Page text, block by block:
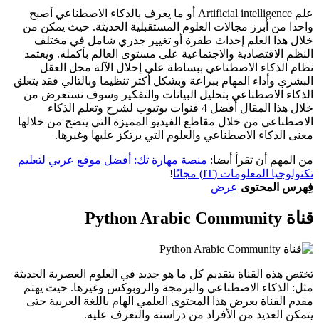
علم Artificial intelligence أو ما يعرف بالذكاء الاصطناعي أصبح
واحدا من أبرز مجالات العلوم المستقبلية الحديثة. حيث يمكن من
خلال هذا العلم إحداث طفرة أو تغيير جذري شامل في مختلف
النظم الاقتصادية والاجتماعية على مستوى العالم بأكمله. ويعتمد
نظام الذكاء الاصطناعي ببساطة على إحلال الآلة محل العقل
البشري وأداء المهام ببراعة وبشكل أكثر تنظيما وبالتالي فقد يتعلق
الذكاء الاصطناعي بتحليل البيانات والتفكير وسوف نستعرض من
خلال هذا المقال أفضل 4 قنوات يوتيوب لشرح وتعلم الذكاء
الاصطناعي من خلال مقاطع الفيديو المميزة التي يتضح من خلالها
معنى الذكاء الاصطناعي والعلوم التي يرتكز عليها وغيرها.
من المهم أن تقرأ أيضا: منصة مهارة تك: أفضل موقع عربي لتعليم
تكنولوجيا المعلومات (IT) مجانًا
!
فِهرس المحتوى عرض
قناة Python Arabic Community
تختص هذه القناة بتقديم كل ما هو جديد في العلوم العصرية الحديثة
مثل: الذكاء الاصطناعي والبرمجة والروبوكس وغيرها. حيث يهتم
مقدم القناة بعرض هذا المحتوى العلمي الهام باللغة العربية حتى
يتمكن العديد من الأفراد من دراسته والتعرف عليه.